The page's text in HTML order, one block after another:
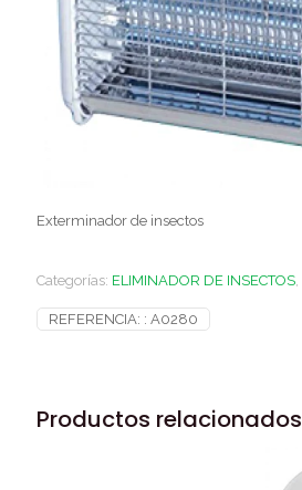
Exterminador de insectos
Categorías: ELIMINADOR DE INSECTOS,
REFERENCIA: : A0280
Productos relacionados